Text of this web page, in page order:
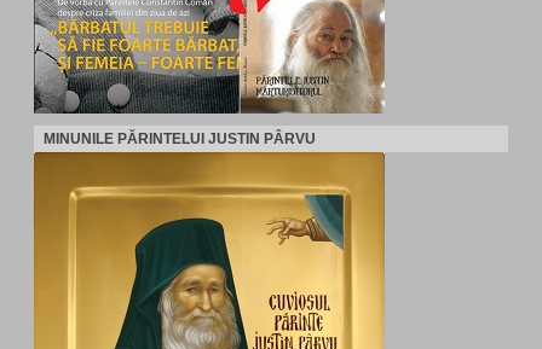
MINUNILE PĂRINTELUI JUSTIN PÂRVU